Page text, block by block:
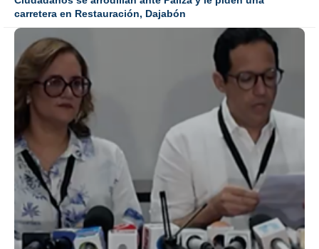
carretera en Restauración, Dajabón